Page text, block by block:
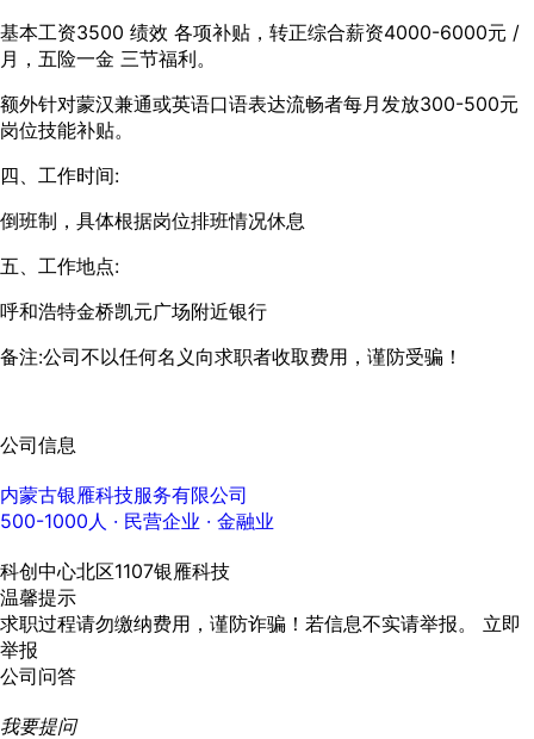
基本工资3500 绩效 各项补贴，转正综合薪资4000-6000元 /
月，五险一金 三节福利。
额外针对蒙汉兼通或英语口语表达流畅者每月发放300-500元
岗位技能补贴。
四、工作时间:
倒班制，具体根据岗位排班情况休息
五、工作地点:
呼和浩特金桥凯元广场附近银行
备注:公司不以任何名义向求职者收取费用，谨防受骗！
公司信息
内蒙古银雁科技服务有限公司
500-1000人 · 民营企业 · 金融业
科创中心北区1107银雁科技
温馨提示
求职过程请勿缴纳费用，谨防诈骗！若信息不实请举报。 立即
举报
公司问答
我要提问